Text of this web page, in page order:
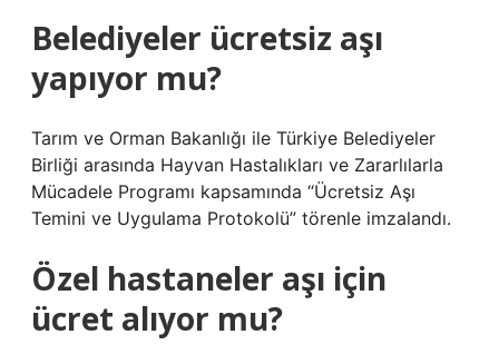
Belediyeler ücretsiz aşı
yapıyor mu?
Tarım ve Orman Bakanlığı ile Türkiye Belediyeler
Birliği arasında Hayvan Hastalıkları ve Zararlılarla
Mücadele Programı kapsamında “Ücretsiz Aşı
Temini ve Uygulama Protokolü” törenle imzalandı.
Özel hastaneler aşı için
ücret alıyor mu?